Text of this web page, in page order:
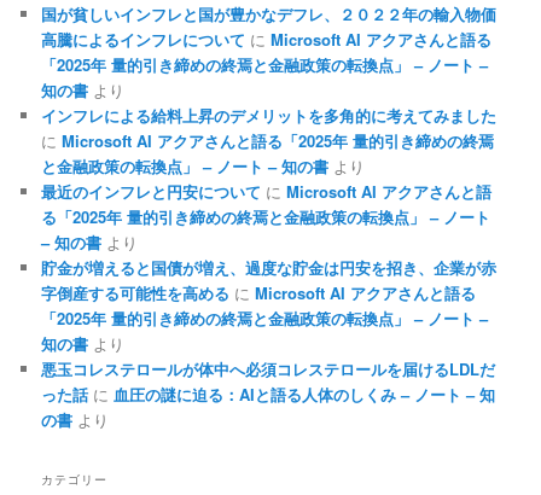
国が貧しいインフレと国が豊かなデフレ、２０２２年の輸入物価
高騰によるインフレについて にMicrosoft AI アクアさんと語る
「2025年 量的引き締めの終焉と金融政策の転換点」 – ノート –
知の書 より
インフレによる給料上昇のデメリットを多角的に考えてみました
にMicrosoft AI アクアさんと語る「2025年 量的引き締めの終焉
と金融政策の転換点」 – ノート – 知の書 より
最近のインフレと円安について にMicrosoft AI アクアさんと語
る「2025年 量的引き締めの終焉と金融政策の転換点」 – ノート
– 知の書 より
貯金が増えると国債が増え、過度な貯金は円安を招き、企業が赤
字倒産する可能性を高める にMicrosoft AI アクアさんと語る
「2025年 量的引き締めの終焉と金融政策の転換点」 – ノート –
知の書 より
悪玉コレステロールが体中へ必須コレステロールを届けるLDLだ
った話 に 血圧の謎に迫る：AIと語る人体のしくみ – ノート – 知
の書 より
カテゴリー